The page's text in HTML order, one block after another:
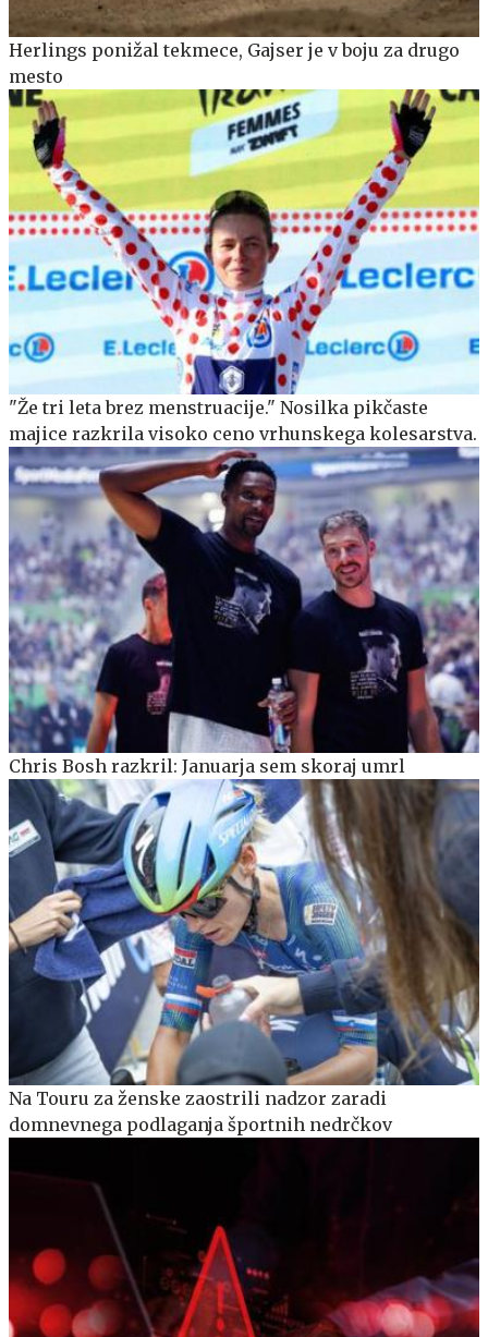
Herlings ponižal tekmece, Gajser je v boju za drugo
mesto
"Že tri leta brez menstruacije." Nosilka pikčaste
majice razkrila visoko ceno vrhunskega kolesarstva.
Chris Bosh razkril: Januarja sem skoraj umrl
Na Touru za ženske zaostrili nadzor zaradi
domnevnega podlaganja športnih nedrčkov